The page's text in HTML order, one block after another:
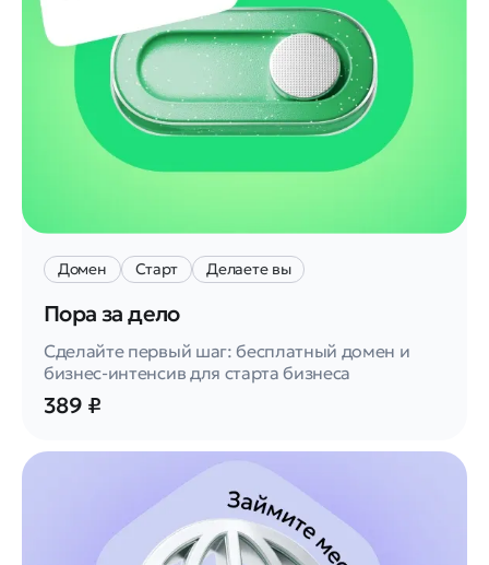
Домен Старт Делаете вы
Пора за дело
Сделайте первый шаг: бесплатный домен и
бизнес-интенсив для старта бизнеса
389 ₽